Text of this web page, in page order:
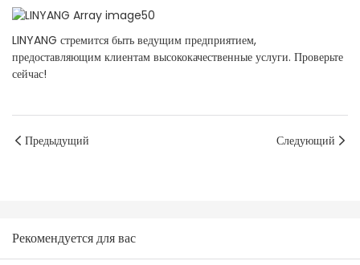
LINYANG стремится быть ведущим предприятием,
предоставляющим клиентам высококачественные услуги. Проверьте
сейчас!
Предыдущий Следующий
Рекомендуется для вас